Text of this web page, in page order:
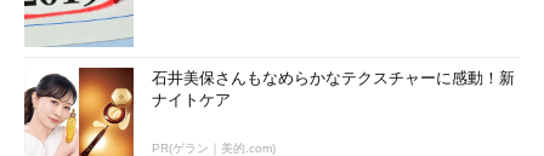
石井美保さんもなめらかなテクスチャーに感動！新
ナイトケア
PR(ゲラン｜美的.com)